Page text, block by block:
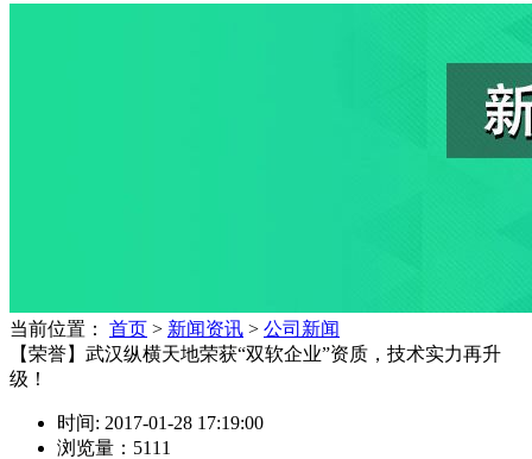
当前位置： 首页 > 新闻资讯 > 公司新闻
【荣誉】武汉纵横天地荣获“双软企业”资质，技术实力再升
级！
时间: 2017-01-28 17:19:00
浏览量：5111